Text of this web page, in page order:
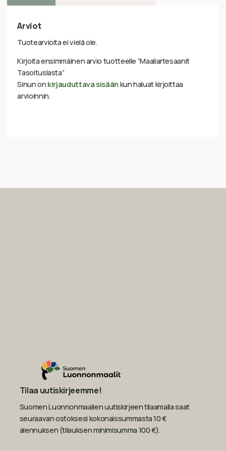
Arviot
Tuotearvioita ei vielä ole.
Kirjoita ensimmäinen arvio tuotteelle “Maaliartesaanit
Tasoituslasta”
Sinun on kirjauduttava sisään kun haluat kirjoittaa
arvioinnin.
Tilaa uutiskirjeemme!
Suomen Luonnonmaalien uutiskirjeen tilaamalla saat
seuraavan ostoksesi kokonaissummasta 10 €
alennuksen (tilauksen minimisumma 100 €).